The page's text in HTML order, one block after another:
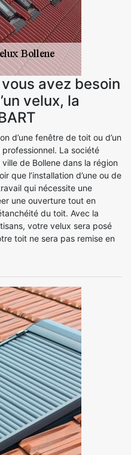
avez besoin
velux, la
d’une fenêtre de toit ou d’un
La société
de Bollene dans la région
que l’installation d’une ou de
qui nécessite une
une ouverture tout en
du toit. Avec la
votre velux sera posé
toit ne sera pas remise en